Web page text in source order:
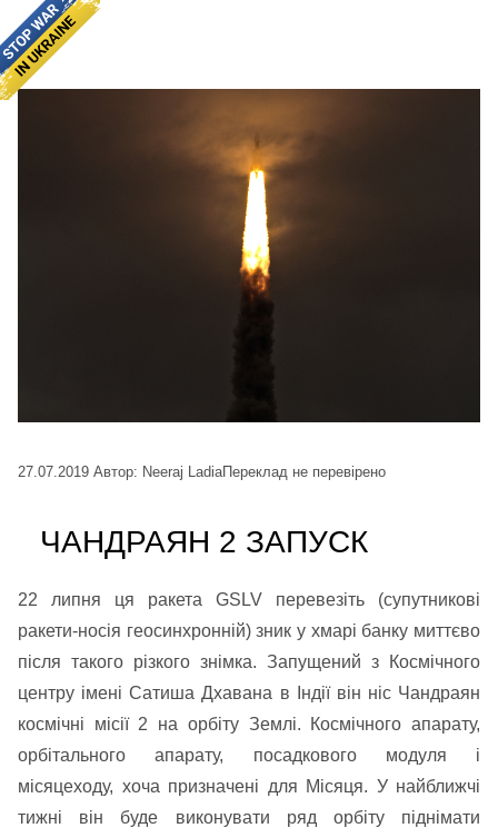
27.07.2019 Автор: Neeraj LadiaПереклад не перевірено
ЧАНДРАЯН 2 ЗАПУСК
22 липня ця ракета GSLV перевезіть (супутникові
ракети-носія геосинхронній) зник у хмарі банку миттєво
після такого різкого знімка. Запущений з Космічного
центру імені Сатиша Дхавана в Індії він ніс Чандраян
космічні місії 2 на орбіту Землі. Космічного апарату,
орбітального апарату, посадкового модуля і
місяцеходу, хоча призначені для Місяця. У найближчі
тижні він буде виконувати ряд орбіту піднімати